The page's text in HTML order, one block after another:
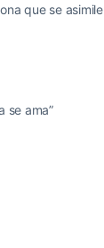
que se asimile
se ama”